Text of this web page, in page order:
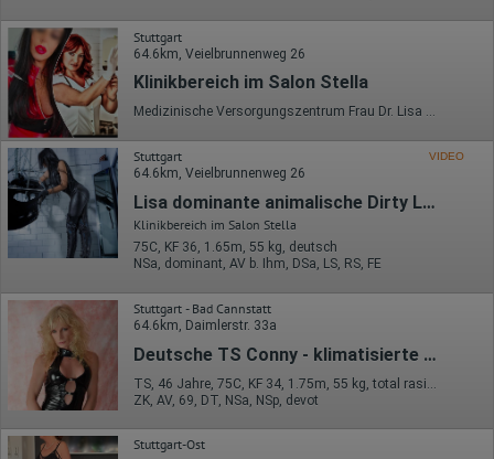
Sprache
Betriebssystem
Gerät (PC, Tablet-PC oder Smartphone)
Browser und alle verwendeten Add-ons
Auflösung des Computers
Besucherquelle (Facebook, Suchmaschine oder
verweisende Webseite)
Welche Dateien wurden heruntergeladen?
Welche Videos angeschaut?
Wurden Werbebanner angeklickt?
Wohin ging der Besucher? Klickte er auf weitere Seiten des
Portals oder hat er sie komplett verlassen?
Wie lange blieb der Besucher?
Europäische Union & USA
Hotjar
Wir nutzen Hotjar als Webanalysedient. Es wird verwendet, um
Daten über das Benutzerverhalten zu sammeln. Hotjar kann
auch im Rahmen von Umfragen und Feedbackfunktionen, die
Informationen verarbeiten.
Stuttgart
64.6km, Veielbrunnenweg 26
Klinikbereich im Salon Stella
Medizinische Versorgungszentrum Frau Dr. Lisa Ladiva Frau Dr. Katrin ausgezeichnete Ärztinnen die ihr Handwerk verstehen. Begebe dich in Ihre heilende Hände und genieße deine Genesung. Unsere ausgiebige Untersuchungsmethoden führe wir gewissenhaft und einfühlsam durch, doch mit reichlich sad. zügen. Das Therapiespektrum umfasst regelmassige Vorsorgeuntersuchungen, Notfallbehandlungen sowie Nachsorgeuntersuchungen. Therapiermaßnahmnen: Schwerpunkt: Op Simulierung Reizstr** Behandlungen E*akulationskontrolle Medizinische Rollenspiele Atemredukitionsmaßnahmen Rasur Fi*ting NS Behandlungen Ents*mung Peinliche Untersuchungen Harnröh*e/ D*lat*ren Kath*** B*ndagejacke Fe**elbett D*ld* S - xxxxl RS Bla*ensp*lung Klistir Double FF M*lkma***** Langzeittherapie möglich uvm. Öffnungszeiten: Montag bis Sonntag nach telefonischer Terminabsprache. Gerne auch zusammen mit meiner Assistentin zum !!! Special Preis !!! Eine unverbindliche Therapie Anfrage Medizinisches Versorgungszentrum Salon Stella Veielbrunnenweg 26 Tel.015205247904 Notfalltelefon Frau Dr. Lisa Ladiva 0162-6302021 Frau Dr. Katrin 0171-7720388 Auch Neulingspatienten sind herzlich willkommen!
Stuttgart VIDEO
64.6km, Veielbrunnenweg 26
Lisa dominante animalische Dirty Lady
Klinikbereich im Salon Stella
75C, KF 36, 1.65m, 55 kg, deutsch
NSa, dominant, AV b. Ihm, DSa, LS, RS, FE
Stuttgart - Bad Cannstatt
64.6km, Daimlerstr. 33a
Deutsche TS Conny - klimatisierte Räumlichkeiten
ZK, AV, 69, DT, NSa, NSp, devot
Stuttgart-Ost